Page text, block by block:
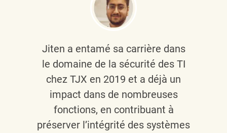
Jiten a entamé sa carrière dans
le domaine de la sécurité des TI
chez TJX en 2019 et a déjà un
impact dans de nombreuses
fonctions, en contribuant à
préserver l’intégrité des systèmes